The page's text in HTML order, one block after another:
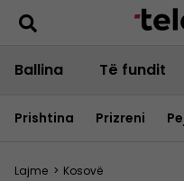
Ballina Të fundit
Prishtina Prizreni
Lajme > Kosovë